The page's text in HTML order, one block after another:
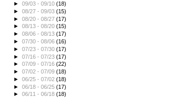
►09/03 - 09/10(18)
►08/27 - 09/03(15)
►08/20 - 08/27(17)
►08/13 - 08/20(15)
►08/06 - 08/13(17)
►07/30 - 08/06(16)
►07/23 - 07/30(17)
►07/16 - 07/23(17)
►07/09 - 07/16(22)
►07/02 - 07/09(18)
►06/25 - 07/02(18)
►06/18 - 06/25(17)
►06/11 - 06/18(18)